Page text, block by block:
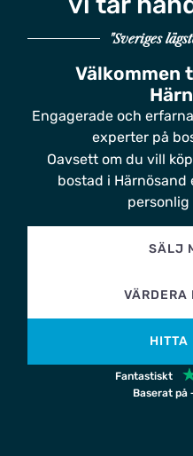
"Sveriges
Välkommen
Engagerade och
experter på
Oavsett om du vill
bostad i
SÄLJ
VÄRDERA
HITTA
Fantastiskt
Baserat på